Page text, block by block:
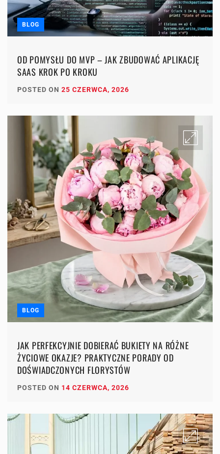
BLOG
OD POMYSŁU DO MVP – JAK ZBUDOWAĆ APLIKACJĘ
SAAS KROK PO KROKU
POSTED ON 25 CZERWCA, 2026
BLOG
JAK PERFEKCYJNIE DOBIERAĆ BUKIETY NA RÓŻNE
ŻYCIOWE OKAZJE? PRAKTYCZNE PORADY OD
DOŚWIADCZONYCH FLORYSTÓW
POSTED ON 14 CZERWCA, 2026